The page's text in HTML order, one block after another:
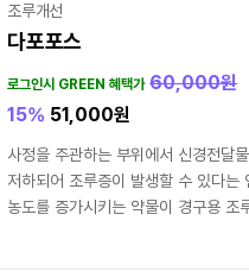
조루개선
다포포스
로그인시 GREEN 혜택가 60,000원
15% 51,000원
사정을 주관하는 부위에서 신경전
저하되어 조루증이 발생할 수 있다는
농도를 증가시키는 약물이 경구용 조